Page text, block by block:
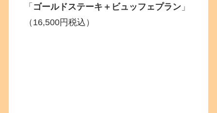
「 ゴールドステーキ＋ビュッフェプラン 」
（16,500円税込）